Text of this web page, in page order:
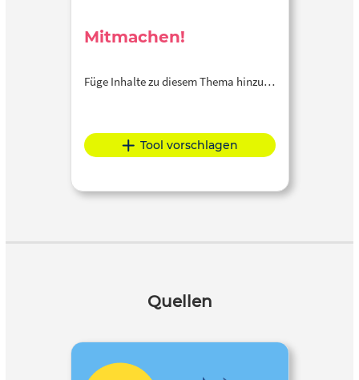
Mitmachen!
Füge Inhalte zu diesem Thema hinzu…
Tool vorschlagen
Quellen